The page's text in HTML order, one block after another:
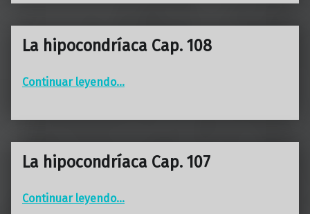
La hipocondríaca Cap. 108
Continuar leyendo…
La hipocondríaca Cap. 107
Continuar leyendo…